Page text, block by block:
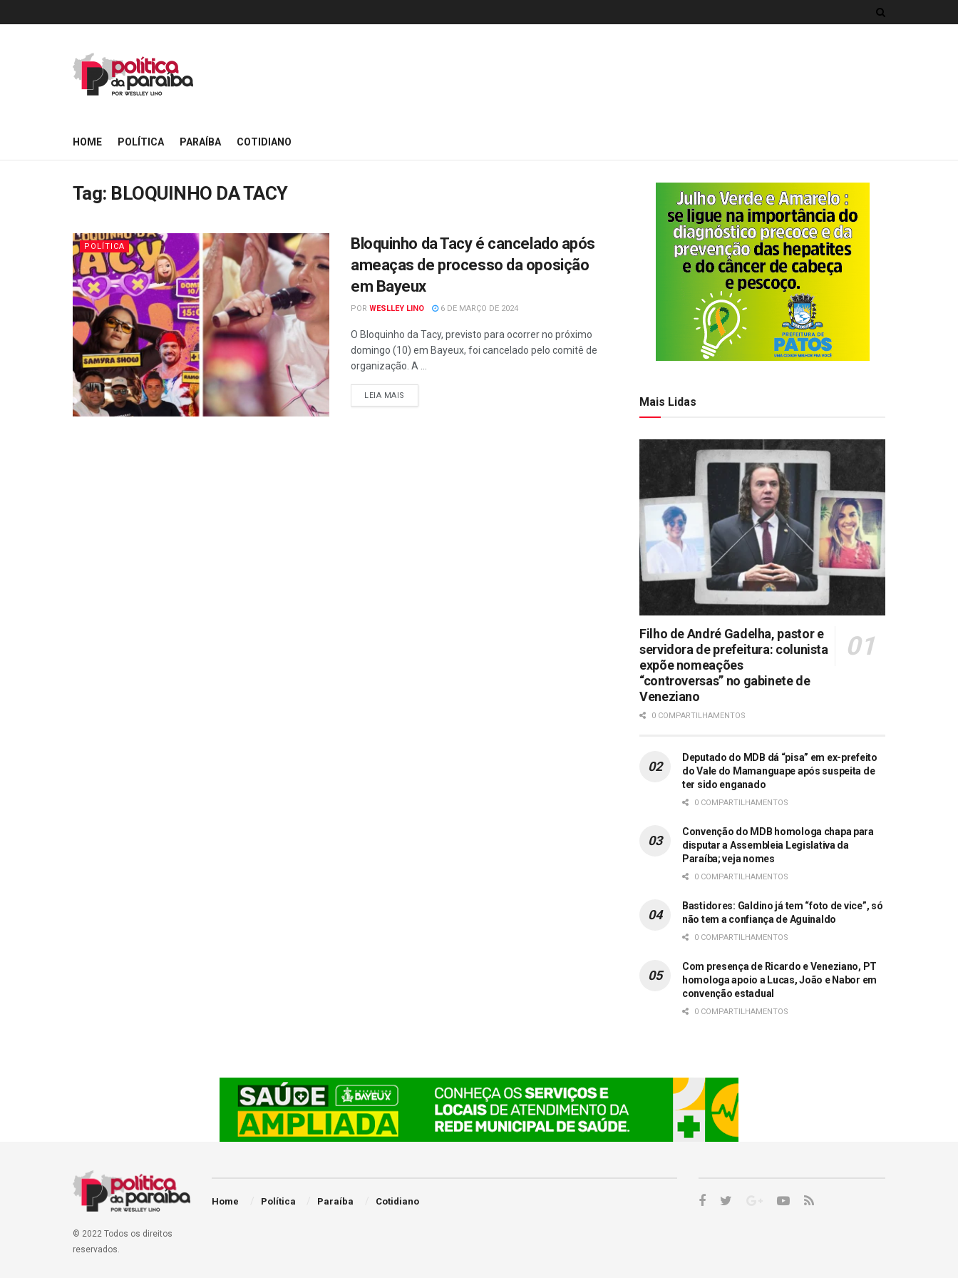
HOME POLÍTICA PARAÍBA COTIDIANO
Tag: BLOQUINHO DA TACY
POLÍTICA
Bloquinho da Tacy é cancelado após
ameaças de processo da oposição
em Bayeux
POR WESLLEY LINO 6 DE MARÇO DE 2024
O Bloquinho da Tacy, previsto para ocorrer no próximo
domingo (10) em Bayeux, foi cancelado pelo comitê de
organização. A ...
LEIA MAIS Mais Lidas
Filho de André Gadelha, pastor e
servidora de prefeitura: colunista
expõe nomeações
“controversas” no gabinete de
Veneziano
0 COMPARTILHAMENTOS
Deputado do MDB dá “pisa” em ex-prefeito
do Vale do Mamanguape após suspeita de
ter sido enganado
0 COMPARTILHAMENTOS
Convenção do MDB homologa chapa para
disputar a Assembleia Legislativa da
Paraíba; veja nomes
0 COMPARTILHAMENTOS
Bastidores: Galdino já tem “foto de vice”, só
não tem a confiança de Aguinaldo
0 COMPARTILHAMENTOS
Com presença de Ricardo e Veneziano, PT
homologa apoio a Lucas, João e Nabor em
convenção estadual
0 COMPARTILHAMENTOS
© 2022 Todos os direitos
reservados.
Home Política Paraíba Cotidiano